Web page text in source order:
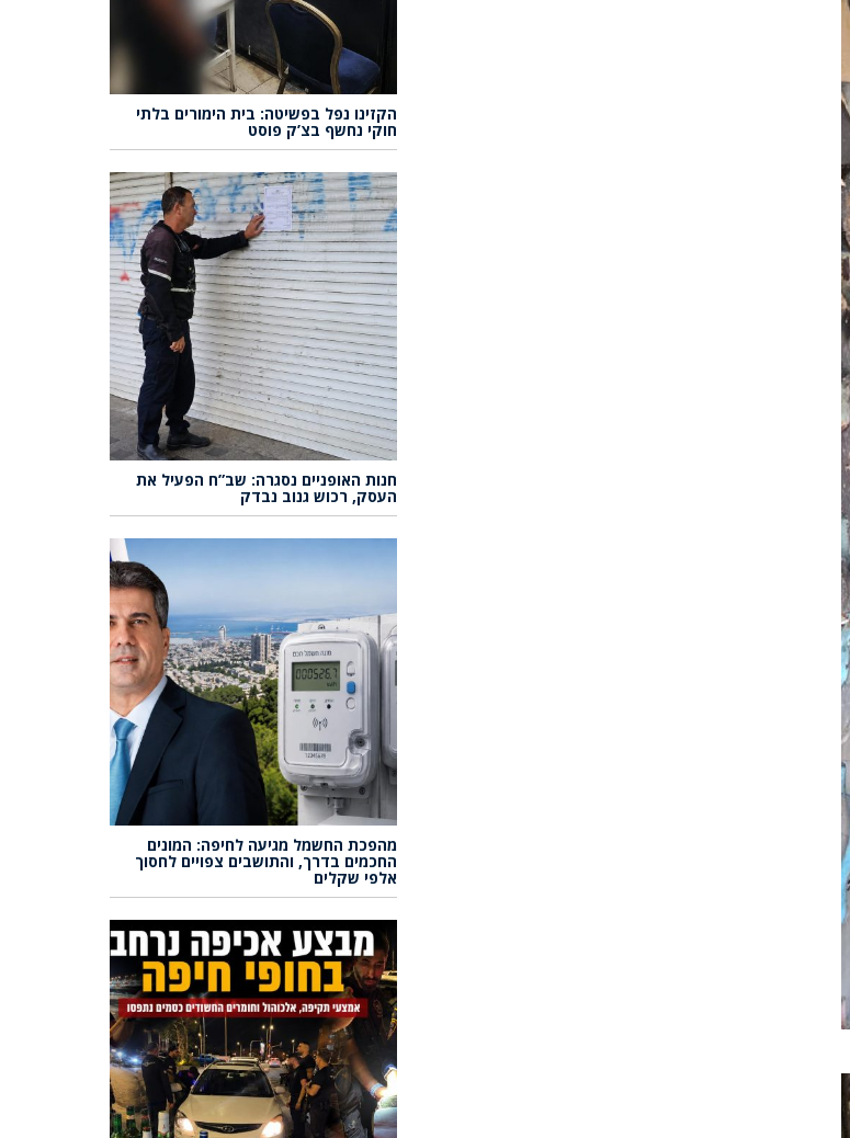
הקזינו נפל בפשיטה: בית הימורים בלתי
חוקי נחשף בצ’ק פוסט
חנות האופניים נסגרה: שב”ח הפעיל את
העסק, רכוש גנוב נבדק
מהפכת החשמל מגיעה לחיפה: המונים
החכמים בדרך, והתושבים צפויים לחסוך
אלפי שקלים